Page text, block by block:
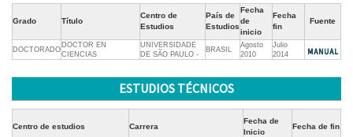
Grado Título
Centro de
Estudios
País de
Estudios
Fecha
de
inicio
Fecha
fin
Fuente
DOCTORADO
DOCTOR EN
CIENCIAS
UNIVERSIDADE
DE SÃO PAULO -
BRASIL
Agosto
2010
Julio
2014
ESTUDIOS TÉCNICOS
Centro de estudios Carrera
Fecha de
Inicio
Fecha de fin